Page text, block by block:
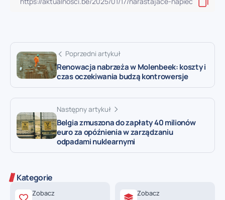
Poprzedni artykuł
Renowacja nabrzeża w Molenbeek: koszty i
czas oczekiwania budzą kontrowersje
Następny artykuł
Belgia zmuszona do zapłaty 40 milionów
euro za opóźnienia w zarządzaniu
odpadami nuklearnymi
Kategorie
Zobacz Zobacz